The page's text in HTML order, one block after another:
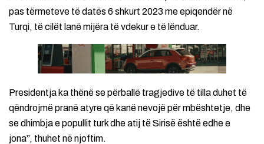
pas tërmeteve të datës 6 shkurt 2023 me epiqendër në
Turqi, të cilët lanë mijëra të vdekur e të lënduar.
Presidentja ka thënë se përballë tragjedive të tilla duhet të
qëndrojmë pranë atyre që kanë nevojë për mbështetje, dhe
se dhimbja e popullit turk dhe atij të Sirisë është edhe e
jona”, thuhet në njoftim.